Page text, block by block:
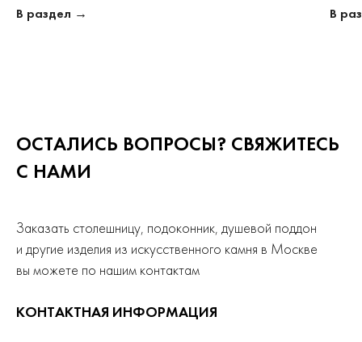
В раздел → В
ОСТАЛИСЬ ВОПРОСЫ? СВЯЖИТЕСЬ
С НАМИ
Заказать столешницу, подоконник, душевой поддон
и другие изделия из искусственного камня в Москве
вы можете по нашим контактам
КОНТАКТНАЯ ИНФОРМАЦИЯ